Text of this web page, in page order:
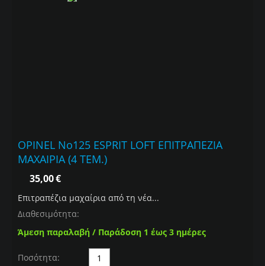
OPINEL Νο125 ESPRIT LOFT ΕΠΙΤΡΑΠΕΖΙΑ
ΜΑΧΑΙΡΙΑ (4 ΤΕΜ.)
35,00€
Επιτραπέζια μαχαίρια από τη νέα...
Διαθεσιμότητα:
Άμεση παραλαβή / Παράδοση 1 έως 3 ημέρες
Ποσότητα: